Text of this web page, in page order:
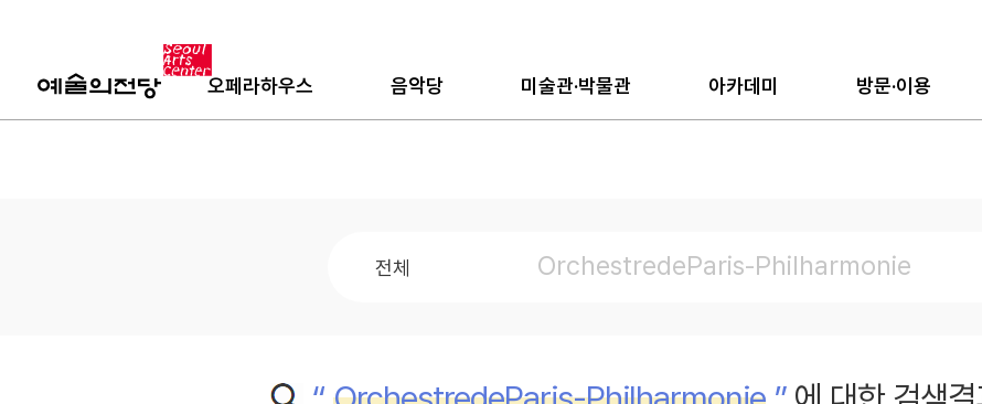
오페라하우스 음악당 미술관·박물관 아카데미 방문·이용